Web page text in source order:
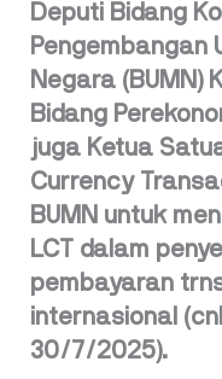
Deputi Bidang
Pengembangan
Negara (BUMN)
Bidang
juga Ketua
Currency
BUMN untuk
LCT dalam
pembayaran
internasional
30/7/2025).